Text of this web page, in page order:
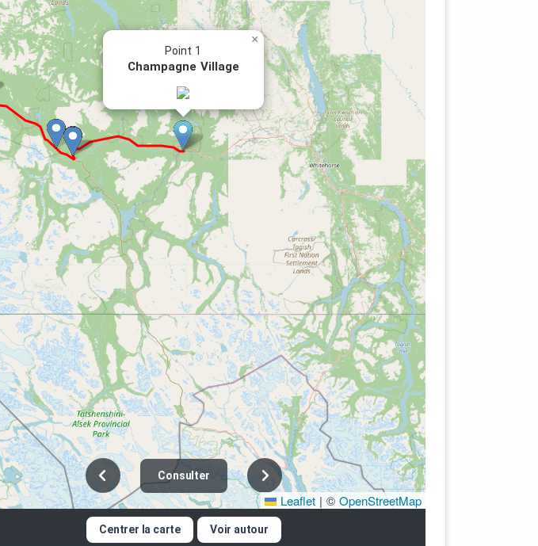
Point 1
Champagne Village
×
Leaflet | © OpenStreetMap
Consulter
Centrer la carte Voir autour